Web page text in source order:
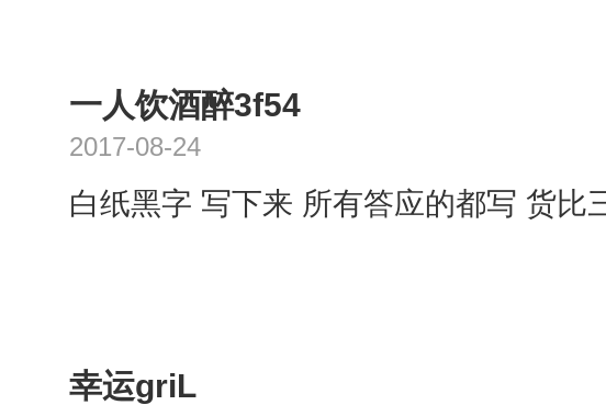
一人饮酒醉3f54
2017-08-24
白纸黑字 写下来 所有答应的都写 货比
幸运griL